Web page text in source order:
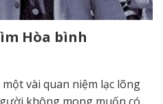
Hòa bình
vài quan niệm lạc lõng